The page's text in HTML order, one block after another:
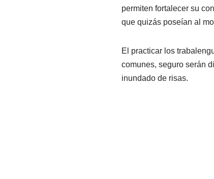
permiten fortalecer su
que quizás poseían al
El practicar los
comunes, seguro serán
inundado de risas.